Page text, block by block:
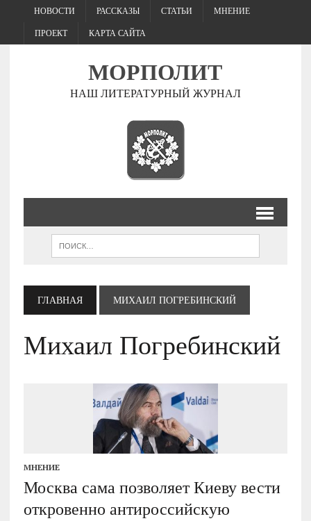
НОВОСТИ РАССКАЗЫ СТАТЬИ МНЕНИЕ
ПРОЕКТ КАРТА САЙТА
МОРПОЛИТ
НАШ ЛИТЕРАТУРНЫЙ ЖУРНАЛ
ГЛАВНАЯ МИХАИЛ ПОГРЕБИНСКИЙ
Михаил Погребинский
МНЕНИЕ
Москва сама позволяет Киеву вести
откровенно антироссийскую